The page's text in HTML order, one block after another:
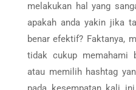
melakukan hal yang
apakah anda yakin jika
benar efektif? Faktanya,
tidak cukup memahami
atau memilih hashtag